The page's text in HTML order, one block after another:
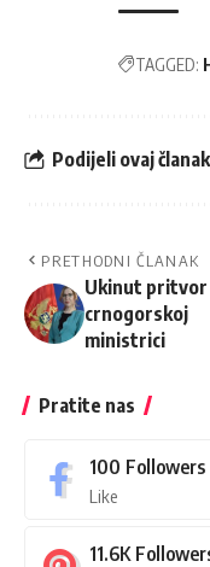
TAGGED:
Podijeli ovaj članak
PRETHODNI ČLANAK
Ukinut pritvor
crnogorskoj
ministrici
Pratite nas
100 Followers
Like
11.6K